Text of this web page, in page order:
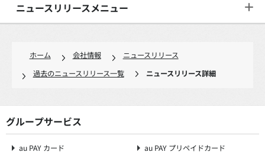
ニュースリリースメニュー
ホーム 会社情報
ニュースリリース
過去のニュースリリース一覧
ニュースリリース詳細
グループサービス
au PAY カード au PAY プリペイドカード